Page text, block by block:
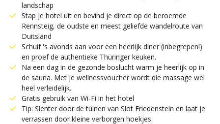
landschap
Stap je hotel uit en bevind je direct op de beroemde
Rennsteig, de oudste en meest geliefde wandelroute van
Duitsland
Schuif 's avonds aan voor een heerlijk diner (inbegrepen!)
en proef de authentieke Thüringer keuken.
Na een dag in de gezonde boslucht warm je heerlijk op in
de sauna. Met je wellnessvoucher wordt die massage wel
heel verleidelijk..
Gratis gebruik van Wi-Fi in het hotel
Tip: Slenter door de tuinen van Slot Friedenstein en laat je
verrassen door kleine verborgen hoekjes.